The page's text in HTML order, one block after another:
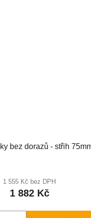
bez dorazů - střih
1 555 Kč bez DPH
1 882 Kč